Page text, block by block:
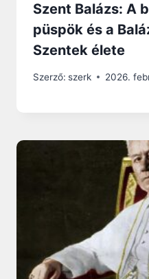
Szent Balázs: A
püspök és a
Szentek élete
Szerző: szerk 2026.